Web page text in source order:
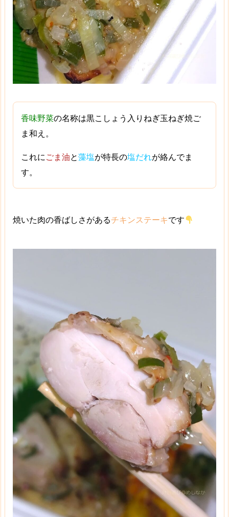
香味野菜の名称は黒こしょう入りねぎ玉ねぎ焼ご
ま和え。
これにごま油と藻塩が特長の塩だれが絡んでま
す。
焼いた肉の香ばしさがあるチキンステーキです